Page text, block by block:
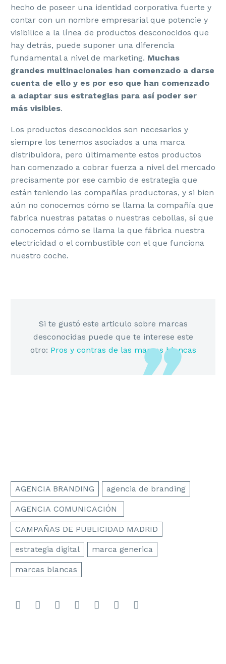
hecho de poseer una identidad corporativa fuerte y
contar con un nombre empresarial que potencie y
visibilice a la línea de productos desconocidos que
hay detrás, puede suponer una diferencia
fundamental a nivel de marketing. Muchas
grandes multinacionales han comenzado a darse
cuenta de ello y es por eso que han comenzado
a adaptar sus estrategias para así poder ser
más visibles.
Los productos desconocidos son necesarios y
siempre los tenemos asociados a una marca
distribuidora, pero últimamente estos productos
han comenzado a cobrar fuerza a nivel del mercado
precisamente por ese cambio de estrategia que
están teniendo las compañías productoras, y si bien
aún no conocemos cómo se llama la compañía que
fabrica nuestras patatas o nuestras cebollas, sí que
conocemos cómo se llama la que fábrica nuestra
electricidad o el combustible con el que funciona
nuestro coche.
Si te gustó este articulo sobre marcas
desconocidas puede que te interese este
otro: Pros y contras de las marcas blancas
AGENCIA BRANDING agencia de branding
AGENCIA COMUNICACIÓN
CAMPAÑAS DE PUBLICIDAD MADRID
estrategia digital marca generica
marcas blancas